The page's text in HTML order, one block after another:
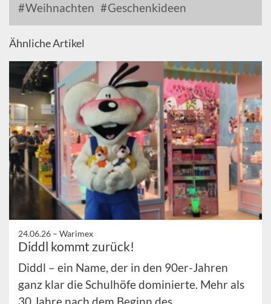
Weihnachten
Geschenkideen
Ähnliche Artikel
24.06.26 – Warimex
Diddl kommt zurück!
Diddl – ein Name, der in den 90er-Jahren
ganz klar die Schulhöfe dominierte. Mehr als
30 Jahre nach dem Beginn des